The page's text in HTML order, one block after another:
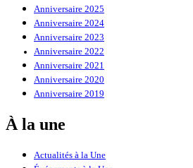
Anniversaire 2025
Anniversaire 2024
Anniversaire 2023
Anniversaire 2022
Anniversaire 2021
Anniversaire 2020
Anniversaire 2019
À la une
Actualités à la Une